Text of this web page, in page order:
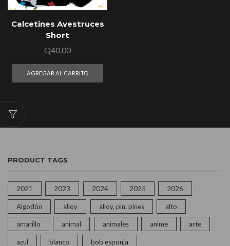
Calcetines Avestruces
Short
Q40.00
AGREGAR AL CARRITO
PRODUCT TAGS
2021 2023 2024 2025 2026
Algodón alloy alloy, pin, pines alto
amarillo animal animales anime arte
azul blanco bob esponja